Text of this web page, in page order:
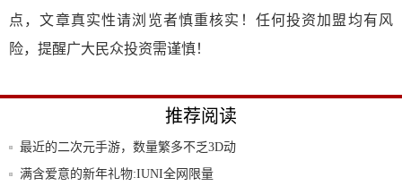
点，文章真实性请浏览者慎重核实！任何投资加盟均有风
险，提醒广大民众投资需谨慎！
推荐阅读
最近的二次元手游，数量繁多不乏3D动
作，又要
满含爱意的新年礼物:IUNI全网限量